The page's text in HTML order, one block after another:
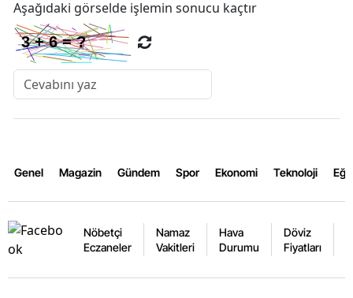
Aşağıdaki görselde işlemin sonucu kaçtır
Genel Magazin Gündem Spor Ekonomi Teknoloji
Nöbetçi
Eczaneler
Namaz
Vakitleri
Hava
Durumu
Döviz
Fiyatları